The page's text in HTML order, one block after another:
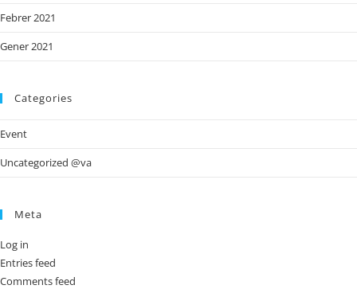
Febrer 2021
Gener 2021
Categories
Event
Uncategorized @va
Meta
Log in
Entries feed
Comments feed